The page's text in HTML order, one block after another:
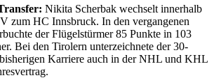
Nikita Scherbak wechselt innerhalb
zum HC Innsbruck. In den vergangenen
der Flügelstürmer 85 Punkte in 103
Bei den Tirolern unterzeichnete der 30-
Karriere auch in der NHL und KHL